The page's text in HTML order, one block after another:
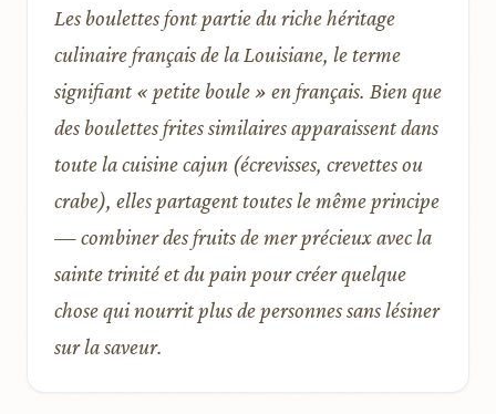
Les boulettes font partie du riche héritage
culinaire français de la Louisiane, le terme
signifiant « petite boule » en français. Bien que
des boulettes frites similaires apparaissent dans
toute la cuisine cajun (écrevisses, crevettes ou
crabe), elles partagent toutes le même principe
— combiner des fruits de mer précieux avec la
sainte trinité et du pain pour créer quelque
chose qui nourrit plus de personnes sans lésiner
sur la saveur.